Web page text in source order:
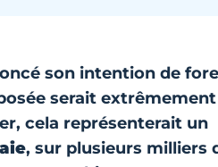
son intention de
serait extrêmement
cela représenterait un
, sur plusieurs milliers